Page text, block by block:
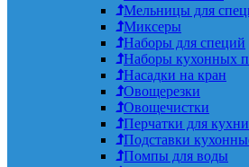
Мельницы для
Миксеры
Наборы для специй
Наборы кухонных
Насадки на кран
Овощерезки
Овощечистки
Перчатки для кухни
Подставки
Помпы для воды